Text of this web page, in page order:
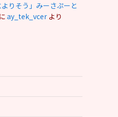
よりそう」みーさぷーと
に ay_tek_vcer より